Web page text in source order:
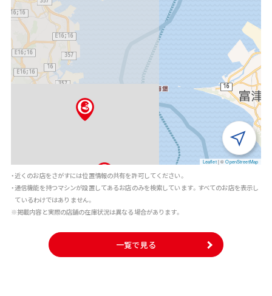
Leaflet |©OpenStreetMap
・近くのお店をさがすには位置情報の共有を許可してください。
・通信機能を持つマシンが設置してあるお店のみを検索しています。すべてのお店を表示し
ているわけではありません。
※掲載内容と実際の店舗の在庫状況は異なる場合があります。
一覧で見る